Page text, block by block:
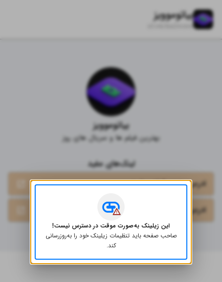
بیاتوموویز
bia2movie
بیاتوموویز
بهترین فیلم‌ ها و سریال‌ های روز
لینک‌های مفید
ادرس بدون فیلتر سایت
ادرس اصلی سایت
این زیلینک به‌صورت موقت در دسترس نیست!
صاحب صفحه باید تنظیمات زیلینک خود را به‌روز‌رسانی
کند.